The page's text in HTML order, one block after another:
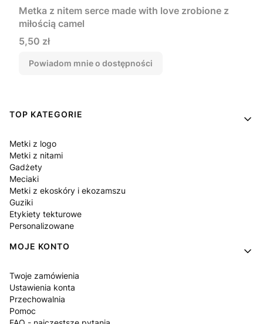
Metka z nitem serce made with love zrobione z
miłością camel
Cena
5,50 zł
Powiadom mnie o dostępności
Linki w stopce
TOP KATEGORIE
Metki z logo
Metki z nitami
Gadżety
Meciaki
Metki z ekoskóry i ekozamszu
Guziki
Etykiety tekturowe
Personalizowane
MOJE KONTO
Twoje zamówienia
Ustawienia konta
Przechowalnia
Pomoc